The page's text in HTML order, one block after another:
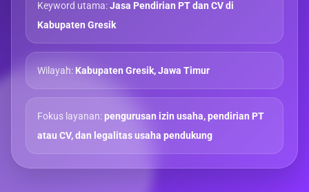
Keyword utama:Jasa Pendirian PT dan CV di
Kabupaten Gresik
Wilayah:Kabupaten Gresik, Jawa Timur
Fokus layanan:pengurusan izin usaha, pendirian PT
atau CV, dan legalitas usaha pendukung